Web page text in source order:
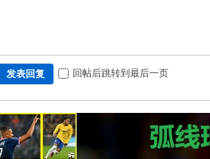
发表回复 回帖后跳转到最后一页